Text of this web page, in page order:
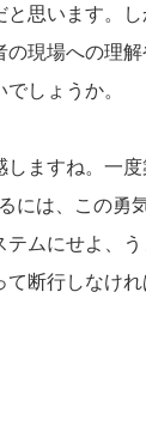
思います。
現場への理
しょうか。
ますね。一
には、この勇
ムにせよ、
断行しなけ